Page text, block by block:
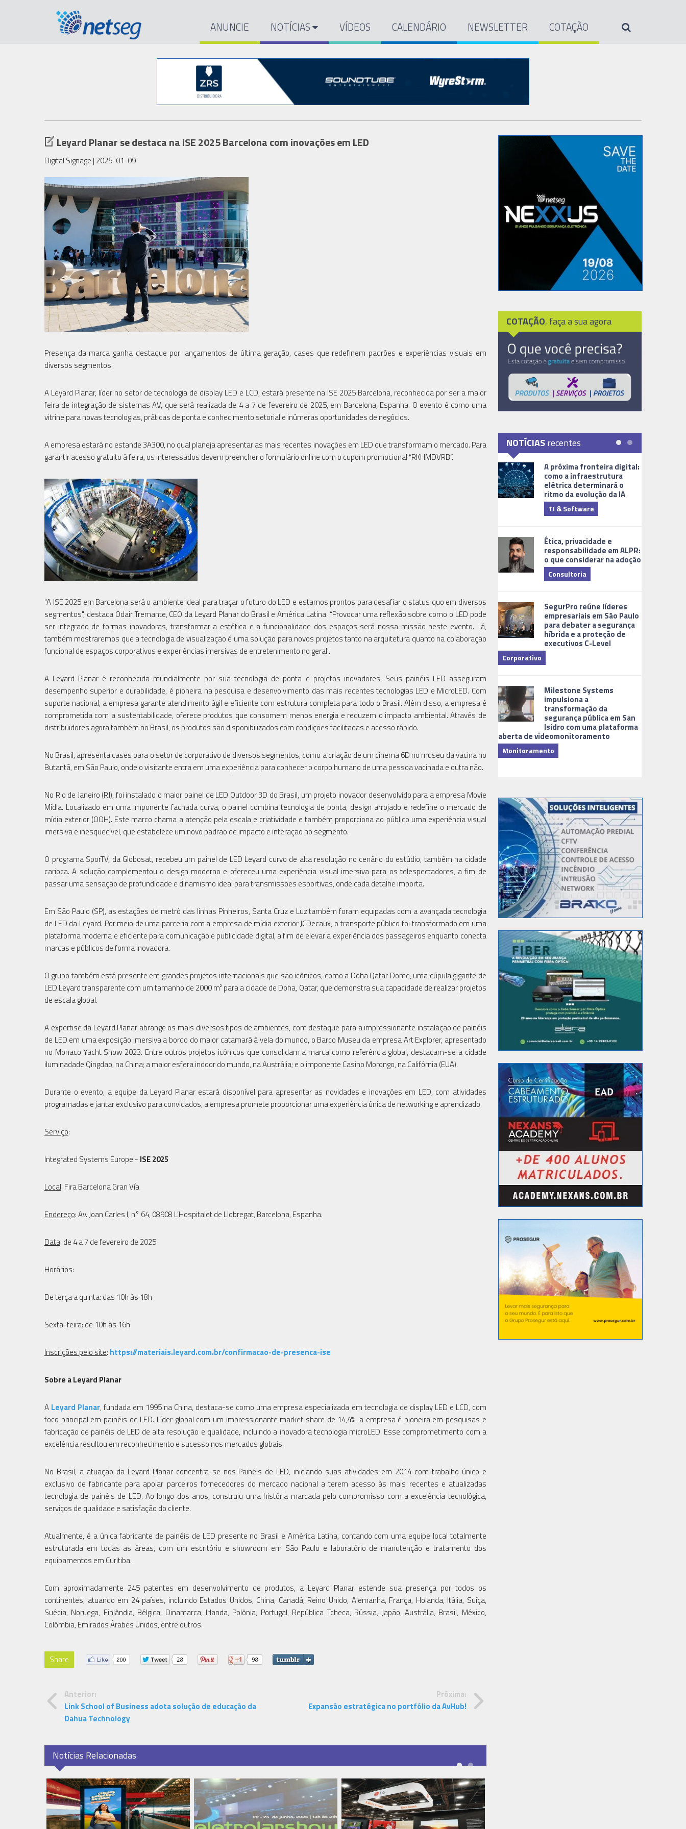
ANUNCIE NOTÍCIAS VÍDEOS CALENDÁRIO NEWSLETTER COTAÇÃO
Leyard Planar se destaca na ISE 2025 Barcelona com inovações em LED
Digital Signage | 2025-01-09
Presença da marca ganha destaque por lançamentos de última geração, cases que redefinem padrões e experiências visuais em
diversos segmentos.
A Leyard Planar, líder no setor de tecnologia de display LED e LCD, estará presente na ISE 2025 Barcelona, reconhecida por ser a maior
feira de integração de sistemas AV, que será realizada de 4 a 7 de fevereiro de 2025, em Barcelona, Espanha. O evento é como uma
vitrine para novas tecnologias, práticas de ponta e conhecimento setorial e inúmeras oportunidades de negócios.
A empresa estará no estande 3A300, no qual planeja apresentar as mais recentes inovações em LED que transformam o mercado. Para
garantir acesso gratuito à feira, os interessados devem preencher o formulário online com o cupom promocional “RKHMDVRB”.
"A ISE 2025 em Barcelona será o ambiente ideal para traçar o futuro do LED e estamos prontos para desafiar o status quo em diversos
segmentos", destaca Odair Tremante, CEO da Leyard Planar do Brasil e América Latina. “Provocar uma reflexão sobre como o LED pode
ser integrado de formas inovadoras, transformar a estética e a funcionalidade dos espaços será nossa missão neste evento. Lá,
também mostraremos que a tecnologia de visualização é uma solução para novos projetos tanto na arquitetura quanto na colaboração
funcional de espaços corporativos e experiências imersivas de entretenimento no geral".
A Leyard Planar é reconhecida mundialmente por sua tecnologia de ponta e projetos inovadores. Seus painéis LED asseguram
desempenho superior e durabilidade, é pioneira na pesquisa e desenvolvimento das mais recentes tecnologias LED e MicroLED. Com
suporte nacional, a empresa garante atendimento ágil e eficiente com estrutura completa para todo o Brasil. Além disso, a empresa é
comprometida com a sustentabilidade, oferece produtos que consomem menos energia e reduzem o impacto ambiental. Através de
distribuidores agora também no Brasil, os produtos são disponibilizados com condições facilitadas e acesso rápido.
No Brasil, apresenta cases para o setor de corporativo de diversos segmentos, como a criação de um cinema 6D no museu da vacina no
Butantã, em São Paulo, onde o visitante entra em uma experiência para conhecer o corpo humano de uma pessoa vacinada e outra não.
No Rio de Janeiro (RJ), foi instalado o maior painel de LED Outdoor 3D do Brasil, um projeto inovador desenvolvido para a empresa Movie
Mídia. Localizado em uma imponente fachada curva, o painel combina tecnologia de ponta, design arrojado e redefine o mercado de
mídia exterior (OOH). Este marco chama a atenção pela escala e criatividade e também proporciona ao público uma experiência visual
imersiva e inesquecível, que estabelece um novo padrão de impacto e interação no segmento.
O programa SporTV, da Globosat, recebeu um painel de LED Leyard curvo de alta resolução no cenário do estúdio, também na cidade
carioca. A solução complementou o design moderno e ofereceu uma experiência visual imersiva para os telespectadores, a fim de
passar uma sensação de profundidade e dinamismo ideal para transmissões esportivas, onde cada detalhe importa.
Em São Paulo (SP), as estações de metrô das linhas Pinheiros, Santa Cruz e Luz também foram equipadas com a avançada tecnologia
de LED da Leyard. Por meio de uma parceria com a empresa de mídia exterior JCDecaux, o transporte público foi transformado em uma
plataforma moderna e eficiente para comunicação e publicidade digital, a fim de elevar a experiência dos passageiros enquanto conecta
marcas e públicos de forma inovadora.
O grupo também está presente em grandes projetos internacionais que são icônicos, como a Doha Qatar Dome, uma cúpula gigante de
LED Leyard transparente com um tamanho de 2000 m² para a cidade de Doha, Qatar, que demonstra sua capacidade de realizar projetos
de escala global.
A expertise da Leyard Planar abrange os mais diversos tipos de ambientes, com destaque para a impressionante instalação de painéis
de LED em uma exposição imersiva a bordo do maior catamarã à vela do mundo, o Barco Museu da empresa Art Explorer, apresentado
no Monaco Yacht Show 2023. Entre outros projetos icônicos que consolidam a marca como referência global, destacam-se a cidade
iluminadade Qingdao, na China; a maior esfera indoor do mundo, na Austrália; e o imponente Casino Morongo, na Califórnia (EUA).
Durante o evento, a equipe da Leyard Planar estará disponível para apresentar as novidades e inovações em LED, com atividades
programadas e jantar exclusivo para convidados, a empresa promete proporcionar uma experiência única de networking e aprendizado.
Serviço:
Integrated Systems Europe - ISE 2025
Local: Fira Barcelona Gran Vía
Endereço: Av. Joan Carles I, n° 64, 08908 L’Hospitalet de Llobregat, Barcelona, Espanha.
Data: de 4 a 7 de fevereiro de 2025
Horários:
De terça a quinta: das 10h às 18h
Sexta-feira: de 10h às 16h
Inscrições pelo site: https://materiais.leyard.com.br/confirmacao-de-presenca-ise
Sobre a Leyard Planar
A Leyard Planar, fundada em 1995 na China, destaca-se como uma empresa especializada em tecnologia de display LED e LCD, com
foco principal em painéis de LED. Líder global com um impressionante market share de 14,4%, a empresa é pioneira em pesquisas e
fabricação de painéis de LED de alta resolução e qualidade, incluindo a inovadora tecnologia microLED. Esse comprometimento com a
excelência resultou em reconhecimento e sucesso nos mercados globais.
No Brasil, a atuação da Leyard Planar concentra-se nos Painéis de LED, iniciando suas atividades em 2014 com trabalho único e
exclusivo de fabricante para apoiar parceiros fornecedores do mercado nacional a terem acesso às mais recentes e atualizadas
tecnologia de painéis de LED. Ao longo dos anos, construiu uma história marcada pelo compromisso com a excelência tecnológica,
serviços de qualidade e satisfação do cliente.
Atualmente, é a única fabricante de painéis de LED presente no Brasil e América Latina, contando com uma equipe local totalmente
estruturada em todas as áreas, com um escritório e showroom em São Paulo e laboratório de manutenção e tratamento dos
equipamentos em Curitiba.
Com aproximadamente 245 patentes em desenvolvimento de produtos, a Leyard Planar estende sua presença por todos os
continentes, atuando em 24 países, incluindo Estados Unidos, China, Canadá, Reino Unido, Alemanha, França, Holanda, Itália, Suíça,
Suécia, Noruega, Finlândia, Bélgica, Dinamarca, Irlanda, Polônia, Portugal, República Tcheca, Rússia, Japão, Austrália, Brasil, México,
Colômbia, Emirados Árabes Unidos, entre outros.
Share
Anterior:
Link School of Business adota solução de educação da
Dahua Technology
Próxima:
Expansão estratégica no portfólio da AvHub!
Notícias Relacionadas
COTAÇÃO, faça a sua agora
NOTÍCIASrecentes
A próxima fronteira digital:
como a infraestrutura
elétrica determinará o
ritmo da evolução da IA
TI & Software
Ética, privacidade e
responsabilidade em ALPR:
o que considerar na adoção
Consultoria
SegurPro reúne líderes
empresariais em São Paulo
para debater a segurança
híbrida e a proteção de
executivos C-Level
Corporativo
Milestone Systems
impulsiona a
transformação da
segurança pública em San
Isidro com uma plataforma
aberta de videomonitoramento
Monitoramento